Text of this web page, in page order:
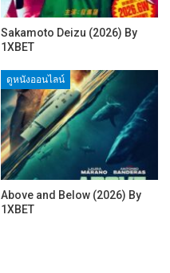
Sakamoto Deizu (2026) By
1XBET
ดูหนังออนไลน์
Above and Below (2026) By
1XBET